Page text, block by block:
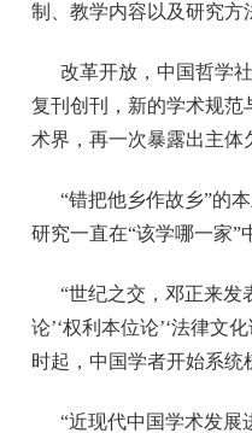
制、教学内容以及研究方
改革开放，中国哲学
复刊创刊，新的学术规范
术界，再一次暴露出主体
“错把他乡作故乡”的
研究一直在“该学哪一家”
“世纪之交，邓正来发
论’‘权利本位论’‘法律文
时起，中国学者开始系统
“近现代中国学术发展